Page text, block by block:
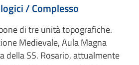
/ Complesso
di tre unità topografiche.
Medievale, Aula Magna
della SS. Rosario, attualmente